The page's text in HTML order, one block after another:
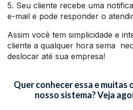
5. Seu cliente recebe uma
e-mail e pode responder o
Assim você tem simplicidade e
cliente a qualquer hora sema
deslocar até sua empresa!
Quer conhecer essa e muitas
nosso sistema? Veja